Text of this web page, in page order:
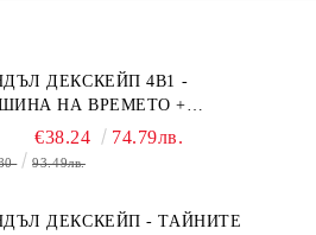
ДЕКСКЕЙП 4В1 -
НА ВРЕМЕТО +
ОТ АЛКАТРАЗ +
НА ЕЛ ДОРАДО +
€38.24 74.79лв.
93.49лв.
ДЕКСКЕЙП - ТАЙНИТЕ